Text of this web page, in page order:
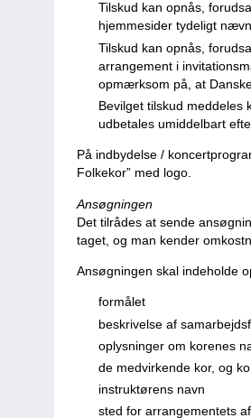
Tilskud kan opnås,
hjemmesider tydeligt
Tilskud kan opnås,
arrangement i
opmærksom på, at
Bevilget tilskud meddeles
udbetales umiddelbart
På indbydelse /
Folkekor” med logo.
Ansøgningen
Det tilrådes at sende
taget, og man kender
Ansøgningen skal indeholde
formålet
beskrivelse af
oplysninger om korenes
de medvirkende kor, og
instruktørens navn
sted for arrangementets